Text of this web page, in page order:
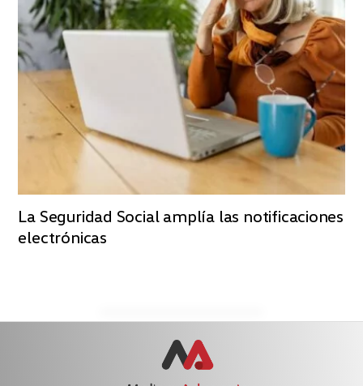
La Seguridad Social amplía las notificaciones
electrónicas